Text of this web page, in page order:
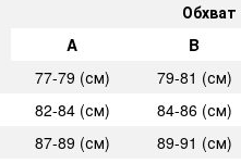
A
B
77-79 (см)
79-81 (см)
82-84 (см)
84-86 (см)
87-89 (см)
89-91 (см)